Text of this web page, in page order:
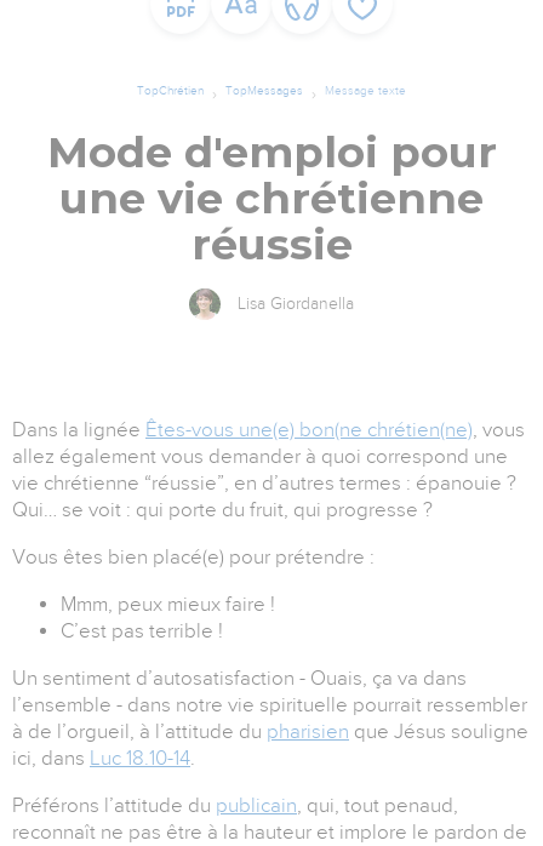
TopChrétien TopMessages Message texte
Mode d'emploi pour
une vie chrétienne
réussie
Lisa Giordanella
Dans la lignée Êtes-vous une(e) bon(ne chrétien(ne), vous
allez également vous demander à quoi correspond une
vie chrétienne “réussie”, en d’autres termes : épanouie ?
Qui… se voit : qui porte du fruit, qui progresse ?
Vous êtes bien placé(e) pour prétendre :
Mmm, peux mieux faire !
C’est pas terrible !
Un sentiment d’autosatisfaction - Ouais, ça va dans
l’ensemble - dans notre vie spirituelle pourrait ressembler
à de l’orgueil, à l’attitude du pharisien que Jésus souligne
ici, dans Luc 18.10-14.
Préférons l’attitude du publicain, qui, tout penaud,
reconnaît ne pas être à la hauteur et implore le pardon de